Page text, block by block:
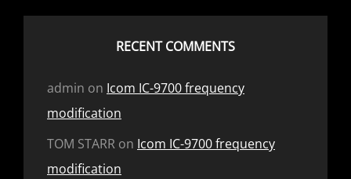
RECENT COMMENTS
admin on Icom IC-9700 frequency
modification
TOM STARR on Icom IC-9700 frequency
modification